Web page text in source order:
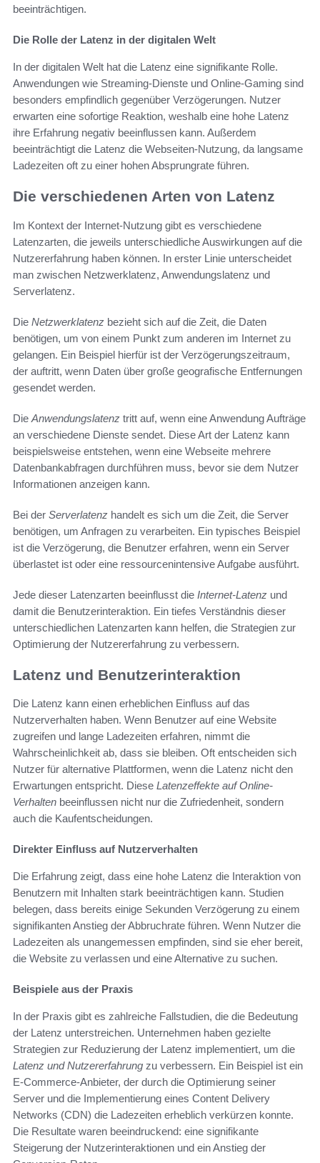
beeinträchtigen.
Die Rolle der Latenz in der digitalen Welt
In der digitalen Welt hat die Latenz eine signifikante Rolle.
Anwendungen wie Streaming-Dienste und Online-Gaming sind
besonders empfindlich gegenüber Verzögerungen. Nutzer
erwarten eine sofortige Reaktion, weshalb eine hohe Latenz
ihre Erfahrung negativ beeinflussen kann. Außerdem
beeinträchtigt die Latenz die Webseiten-Nutzung, da langsame
Ladezeiten oft zu einer hohen Absprungrate führen.
Die verschiedenen Arten von Latenz
Im Kontext der Internet-Nutzung gibt es verschiedene
Latenzarten, die jeweils unterschiedliche Auswirkungen auf die
Nutzererfahrung haben können. In erster Linie unterscheidet
man zwischen Netzwerklatenz, Anwendungslatenz und
Serverlatenz.
Die Netzwerklatenz bezieht sich auf die Zeit, die Daten
benötigen, um von einem Punkt zum anderen im Internet zu
gelangen. Ein Beispiel hierfür ist der Verzögerungszeitraum,
der auftritt, wenn Daten über große geografische Entfernungen
gesendet werden.
Die Anwendungslatenz tritt auf, wenn eine Anwendung Aufträge
an verschiedene Dienste sendet. Diese Art der Latenz kann
beispielsweise entstehen, wenn eine Webseite mehrere
Datenbankabfragen durchführen muss, bevor sie dem Nutzer
Informationen anzeigen kann.
Bei der Serverlatenz handelt es sich um die Zeit, die Server
benötigen, um Anfragen zu verarbeiten. Ein typisches Beispiel
ist die Verzögerung, die Benutzer erfahren, wenn ein Server
überlastet ist oder eine ressourcenintensive Aufgabe ausführt.
Jede dieser Latenzarten beeinflusst die Internet-Latenz und
damit die Benutzerinteraktion. Ein tiefes Verständnis dieser
unterschiedlichen Latenzarten kann helfen, die Strategien zur
Optimierung der Nutzererfahrung zu verbessern.
Latenz und Benutzerinteraktion
Die Latenz kann einen erheblichen Einfluss auf das
Nutzerverhalten haben. Wenn Benutzer auf eine Website
zugreifen und lange Ladezeiten erfahren, nimmt die
Wahrscheinlichkeit ab, dass sie bleiben. Oft entscheiden sich
Nutzer für alternative Plattformen, wenn die Latenz nicht den
Erwartungen entspricht. Diese Latenzeffekte auf Online-
Verhalten beeinflussen nicht nur die Zufriedenheit, sondern
auch die Kaufentscheidungen.
Direkter Einfluss auf Nutzerverhalten
Die Erfahrung zeigt, dass eine hohe Latenz die Interaktion von
Benutzern mit Inhalten stark beeinträchtigen kann. Studien
belegen, dass bereits einige Sekunden Verzögerung zu einem
signifikanten Anstieg der Abbruchrate führen. Wenn Nutzer die
Ladezeiten als unangemessen empfinden, sind sie eher bereit,
die Website zu verlassen und eine Alternative zu suchen.
Beispiele aus der Praxis
In der Praxis gibt es zahlreiche Fallstudien, die die Bedeutung
der Latenz unterstreichen. Unternehmen haben gezielte
Strategien zur Reduzierung der Latenz implementiert, um die
Latenz und Nutzererfahrung zu verbessern. Ein Beispiel ist ein
E-Commerce-Anbieter, der durch die Optimierung seiner
Server und die Implementierung eines Content Delivery
Networks (CDN) die Ladezeiten erheblich verkürzen konnte.
Die Resultate waren beeindruckend: eine signifikante
Steigerung der Nutzerinteraktionen und ein Anstieg der